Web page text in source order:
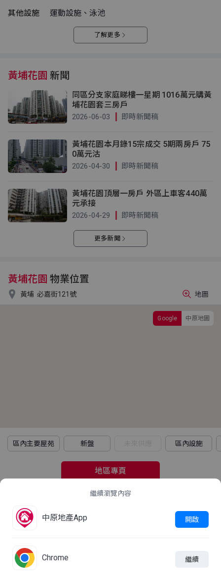
加入比較
其他設施
運動設施、泳池
了解更多
黃埔花園 新聞
同區分支家庭睇樓一星期 1016萬元購黃
埔花園套三房戶
2026-06-03 即時新聞稿
黃埔花園本月錄15宗成交 5期兩房戶 75
0萬元沽
2026-04-30 即時新聞稿
黃埔花園頂層一房戶 外區上車客440萬
元承接
2026-04-29 即時新聞稿
更多新聞
黃埔花園 物業位置
 黃埔 必嘉街121號
Google 中原地圖
地圖
區內主要屋苑 新盤 區內設施
地區專頁
2021年人口普查
這屋苑平均家庭住戶每月收入是多少？
立即查看
繼續瀏覽內容
中原地產App 開啟
Chrome 繼續